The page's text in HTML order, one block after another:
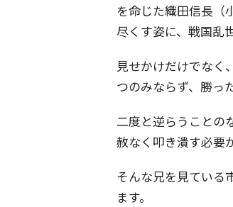
を命じた織田信長（
尽くす姿に、戦国乱
見せかけだけでなく
つのみならず、勝っ
二度と逆らうことの
赦なく叩き潰す必要
そんな兄を見ている
ます。